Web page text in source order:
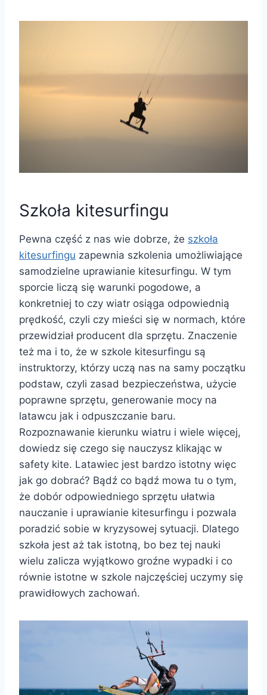
Szkoła kitesurfingu
Pewna część z nas wie dobrze, że szkoła
kitesurfingu zapewnia szkolenia umożliwiające
samodzielne uprawianie kitesurfingu. W tym
sporcie liczą się warunki pogodowe, a
konkretniej to czy wiatr osiąga odpowiednią
prędkość, czyli czy mieści się w normach, które
przewidział producent dla sprzętu. Znaczenie
też ma i to, że w szkole kitesurfingu są
instruktorzy, którzy uczą nas na samy początku
podstaw, czyli zasad bezpieczeństwa, użycie
poprawne sprzętu, generowanie mocy na
latawcu jak i odpuszczanie baru.
Rozpoznawanie kierunku wiatru i wiele więcej,
dowiedz się czego się nauczysz klikając w
safety kite. Latawiec jest bardzo istotny więc
jak go dobrać? Bądź co bądź mowa tu o tym,
że dobór odpowiedniego sprzętu ułatwia
nauczanie i uprawianie kitesurfingu i pozwala
poradzić sobie w kryzysowej sytuacji. Dlatego
szkoła jest aż tak istotną, bo bez tej nauki
wielu zalicza wyjątkowo groźne wypadki i co
równie istotne w szkole najczęściej uczymy się
prawidłowych zachowań.